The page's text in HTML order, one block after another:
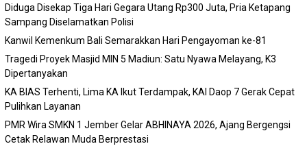
Diduga Disekap Tiga Hari Gegara Utang Rp300 Juta, Pria Ketapang
Sampang Diselamatkan Polisi
Kanwil Kemenkum Bali Semarakkan Hari Pengayoman ke-81
Tragedi Proyek Masjid MIN 5 Madiun: Satu Nyawa Melayang, K3
Dipertanyakan
KA BIAS Terhenti, Lima KA Ikut Terdampak, KAI Daop 7 Gerak Cepat
Pulihkan Layanan
PMR Wira SMKN 1 Jember Gelar ABHINAYA 2026, Ajang Bergengsi
Cetak Relawan Muda Berprestasi